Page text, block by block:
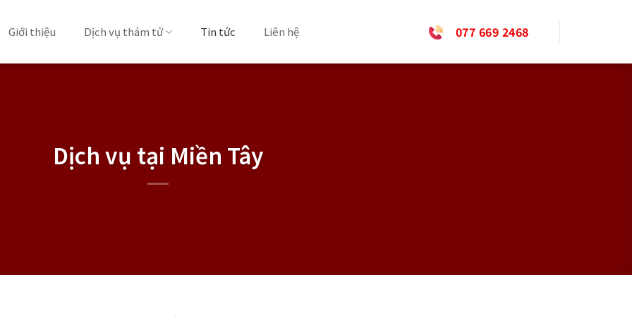
Giới thiệu Dịch vụ thám tử Tin tức Liên hệ 077 669 2468
Dịch vụ tại Miền Tây